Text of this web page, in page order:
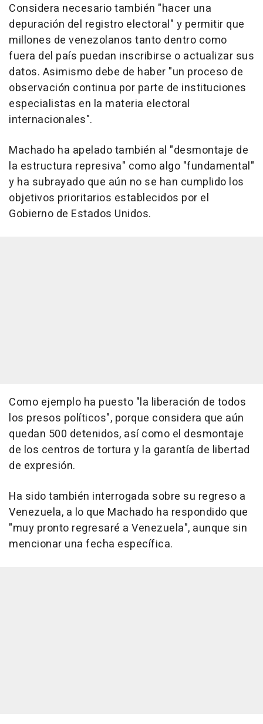
Considera necesario también "hacer una
depuración del registro electoral" y permitir que
millones de venezolanos tanto dentro como
fuera del país puedan inscribirse o actualizar sus
datos. Asimismo debe de haber "un proceso de
observación continua por parte de instituciones
especialistas en la materia electoral
internacionales".
Machado ha apelado también al "desmontaje de
la estructura represiva" como algo "fundamental"
y ha subrayado que aún no se han cumplido los
objetivos prioritarios establecidos por el
Gobierno de Estados Unidos.
Como ejemplo ha puesto "la liberación de todos
los presos políticos", porque considera que aún
quedan 500 detenidos, así como el desmontaje
de los centros de tortura y la garantía de libertad
de expresión.
Ha sido también interrogada sobre su regreso a
Venezuela, a lo que Machado ha respondido que
"muy pronto regresaré a Venezuela", aunque sin
mencionar una fecha específica.